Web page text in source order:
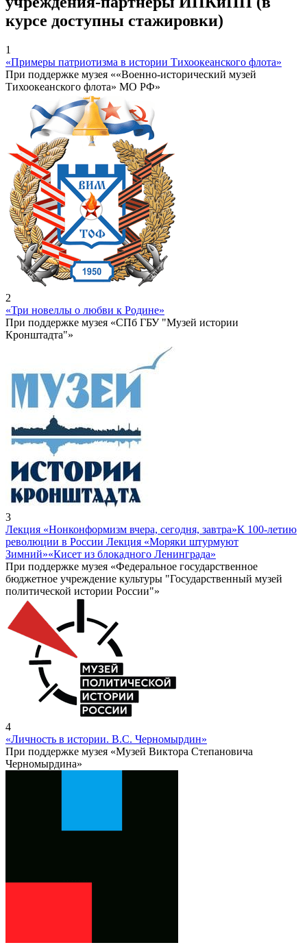
курсе доступны стажировки)
1
«Примеры патриотизма в истории Тихоокеанского флота»
При поддержке музея ««Военно-исторический музей
Тихоокеанского флота» МО РФ»
2
«Три новеллы о любви к Родине»
При поддержке музея «СПб ГБУ "Музей истории
Кронштадта"»
3
Лекция «Нонконформизм вчера, сегодня, завтра»К 100-летию
революции в России Лекция «Моряки штурмуют
Зимний»«Кисет из блокадного Ленинграда»
При поддержке музея «Федеральное государственное
бюджетное учреждение культуры "Государственный музей
политической истории России"»
4
«Личность в истории. В.С. Черномырдин»
При поддержке музея «Музей Виктора Степановича
Черномырдина»